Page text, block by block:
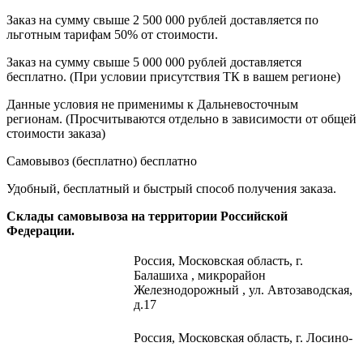
Заказ на сумму свыше 2 500 000 рублей доставляется по
льготным тарифам 50% от стоимости.
Заказ на сумму свыше 5 000 000 рублей доставляется
бесплатно. (При условии присутствия ТК в вашем регионе)
Данные условия не применимы к Дальневосточным
регионам. (Просчитываются отдельно в зависимости от общей
стоимости заказа)
Самовывоз (бесплатно) бесплатно
Удобный, бесплатный и быстрый способ получения заказа.
Склады самовывоза на территории Российской
Федерации.
Россия, Московская область, г.
Балашиха , микрорайон
Железнодорожный , ул. Автозаводская,
д.17
Россия, Московская область, г. Лосино-